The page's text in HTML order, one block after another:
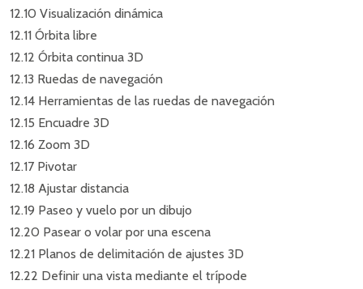
12.10 Visualización dinámica
12.11 Órbita libre
12.12 Órbita continua 3D
12.13 Ruedas de navegación
12.14 Herramientas de las ruedas de navegación
12.15 Encuadre 3D
12.16 Zoom 3D
12.17 Pivotar
12.18 Ajustar distancia
12.19 Paseo y vuelo por un dibujo
12.20 Pasear o volar por una escena
12.21 Planos de delimitación de ajustes 3D
12.22 Definir una vista mediante el trípode